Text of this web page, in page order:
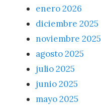
enero 2026
diciembre 2025
noviembre 2025
agosto 2025
julio 2025
junio 2025
mayo 2025